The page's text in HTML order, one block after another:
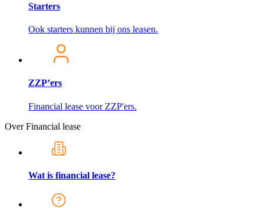
Starters
Ook starters kunnen bij ons leasen.
ZZP’ers
Financial lease voor ZZP'ers.
Over Financial lease
Wat is financial lease?